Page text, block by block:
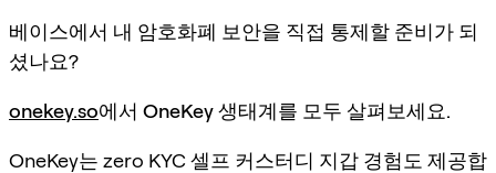
베이스에서 내 암호화폐 보안을 직접 통제할 준비가 되
셨나요?
onekey.so에서 OneKey 생태계를 모두 살펴보세요.
OneKey는 zero KYC 셀프 커스터디 지갑 경험도 제공합